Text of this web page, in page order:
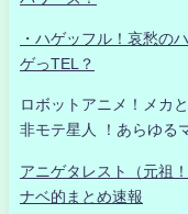
・ハゲッフル！哀愁の
ゲっTEL？
ロボットアニメ！メカ
非モテ星人 ！あらゆる
アニゲタレスト（元祖
ナベ的まとめ速報